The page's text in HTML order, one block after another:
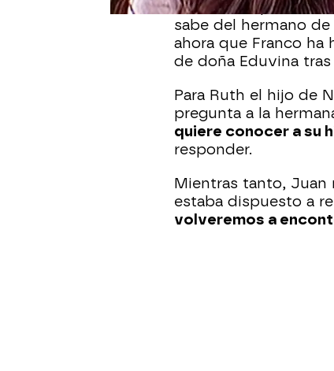
trata de no pensar
sabe del hermano
ahora que Franco ha
de doña Eduvina
Para Ruth el hijo de
pregunta a la
quiere conocer a su
responder.
Mientras tanto, Juan
estaba dispuesto a
volveremos a